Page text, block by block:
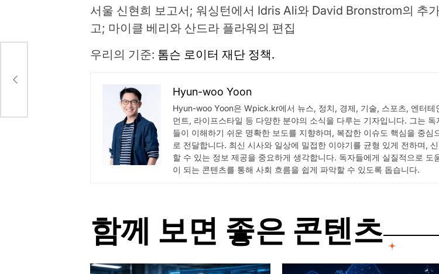
서울 신현희 보고서; 워싱턴에서 Idris Ali와 David Bronstrom의 추
고; 마이클 베리와 산드라 플라워의 편집
우리의 기준: 톰슨 로이터 재단 정책.
Hyun-woo Yoon
Hyun-woo Yoon은 Wpick.kr에서 뉴스, 정치, 경제, 기술, 스포츠, 엔터테
먼트, 라이프스타일 등 다양한 분야의 소식을 다루는 기자입니다. 그는 독
들이 이해하기 쉬운 명확한 보도를 지향하며, 복잡한 이슈도 핵심을 중심
로 전달합니다. 최신 시사와 일상에 밀접한 이야기를 균형 있게 전하며, 신
할 수 있는 정보 제공을 중요하게 생각합니다. 독자들에게 실질적으로 도
이 되는 콘텐츠를 통해 사회 흐름을 쉽게 파악할 수 있도록 돕습니다.
함께 보면 좋은 콘텐츠